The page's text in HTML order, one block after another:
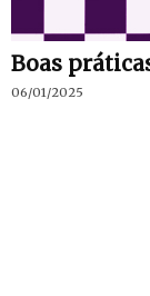
Boas
06/01/2025